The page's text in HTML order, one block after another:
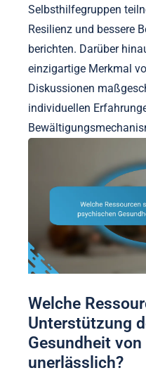
Selbsthilfegruppen
Resilienz und bessere
berichten. Darüber
einzigartige Merkmal
Diskussionen
individuellen
Welche
Unterstützung
Gesundheit von
unerlässlich?